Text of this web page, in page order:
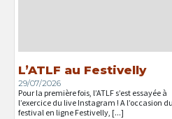
L’ATLF au Festivelly
29/07/2026
Pour la première fois, l’ATLF s’est essayée à
l’exercice du live Instagram ! A l’occasion du
festival en ligne Festivelly, [...]